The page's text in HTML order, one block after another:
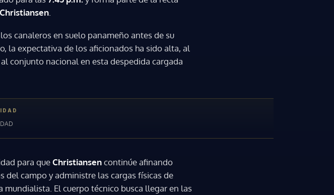
canaleros en suelo panameño antes de su
la expectativa de los aficionados ha sido alta, al
conjunto nacional en esta despedida cargada
para queChristiansencontinúe afinando
campo y administre las cargas físicas de
El cuerpo técnico busca llegar en las